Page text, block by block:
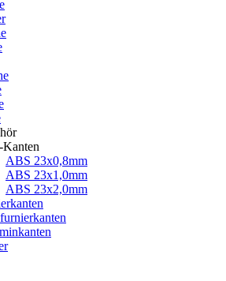
ABS 23x0,8mm
ABS 23x1,0mm
ABS 23x2,0mm